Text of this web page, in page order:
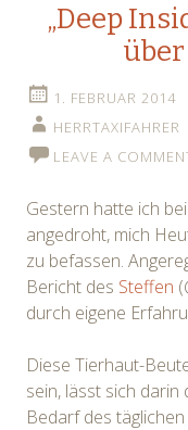
„Deep
1. FEBRUAR 2014
HERRTAXIFAHRER
LEAVE A
Gestern hatte ich
angedroht, mich
zu befassen.
Bericht des Steffen
durch eigene
Diese Tierhaut-
sein, lässt sich
Bedarf des